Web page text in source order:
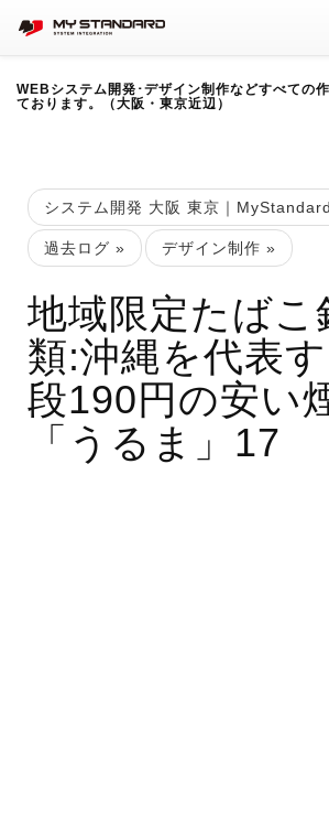
WEBシステム開発･デザイン制作などすべての
ております。（大阪・東京近辺）
システム開発 大阪 東京｜MyStandard
過去ログ » デザイン制作 »
地域限定たばこ
類:沖縄を代表
段190円の安い
「うるま」17